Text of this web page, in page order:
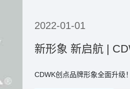
以设置不同的场景模式，定时